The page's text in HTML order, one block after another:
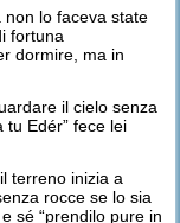
lo faceva state
fortuna
dormire, ma in
il cielo senza
tu Edér” fece lei
terreno inizia a
rocce se lo sia
sé “prendilo pure in